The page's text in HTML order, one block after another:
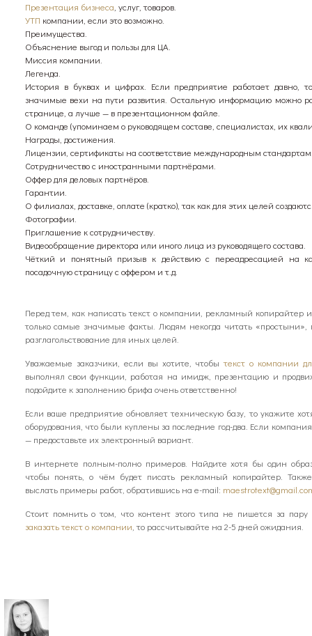
Презентация бизнеса , услуг, товаров.
УТП компании, если это возможно.
Преимущества.
Объяснение выгод и пользы для ЦА.
Миссия компании.
Легенда.
История в буквах и цифрах. Если предприятие работает давно,
значимые вехи на пути развития. Остальную информацию можно
странице, а лучше — в презентационном файле.
О команде (упоминаем о руководящем составе, специалистах, их
Награды, достижения.
Лицензии, сертификаты на соответствие международным
Сотрудничество с иностранными партнёрами.
Оффер для деловых партнёров.
Гарантии.
О филиалах, доставке, оплате (кратко), так как для этих целей
Фотографии.
Приглашение к сотрудничеству.
Видеообращение директора или иного лица из руководящего состава.
Чёткий и понятный призыв к действию с переадресацией на
посадочную страницу с оффером и т.д.
Перед тем, как написать текст о компании, рекламный копирайтер
только самые значимые факты. Людям некогда читать «простыни»,
разглагольствование для иных целей.
Уважаемые заказчики, если вы хотите, чтобытекст о компании
выполнял свои функции, работая на имидж, презентацию и
подойдите к заполнению брифа очень ответственно!
Если ваше предприятие обновляет техническую базу, то укажите
оборудования, что были куплены за последние год-два. Если
— предоставьте их электронный вариант.
В интернете полным-полно примеров. Найдите хотя бы один
чтобы понять, о чём будет писать рекламный копирайтер.
выслать примеры работ, обратившись на e-mail:
Стоит помнить о том, что контент этого типа не пишется за
заказать текст о компании , то рассчитывайте на 2-5 дней ожидания.